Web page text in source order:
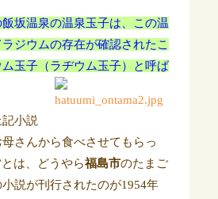
飯坂温泉の温泉玉子は、この温
ジウムの存在が確認されたこ
玉子（ラヂウム玉子）と呼ば
小説
さんから食べさせてもらっ
とは、どうやら福島市のたまご
説が刊行されたのが1954年